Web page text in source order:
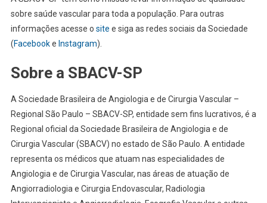
sobre saúde vascular para toda a população. Para outras
informações acesse o site e siga as redes sociais da Sociedade
(Facebooke Instagram).
Sobre a SBACV-SP
A Sociedade Brasileira de Angiologia e de Cirurgia Vascular –
Regional São Paulo – SBACV-SP, entidade sem fins lucrativos, é a
Regional oficial da Sociedade Brasileira de Angiologia e de
Cirurgia Vascular (SBACV) no estado de São Paulo. A entidade
representa os médicos que atuam nas especialidades de
Angiologia e de Cirurgia Vascular, nas áreas de atuação de
Angiorradiologia e Cirurgia Endovascular, Radiologia